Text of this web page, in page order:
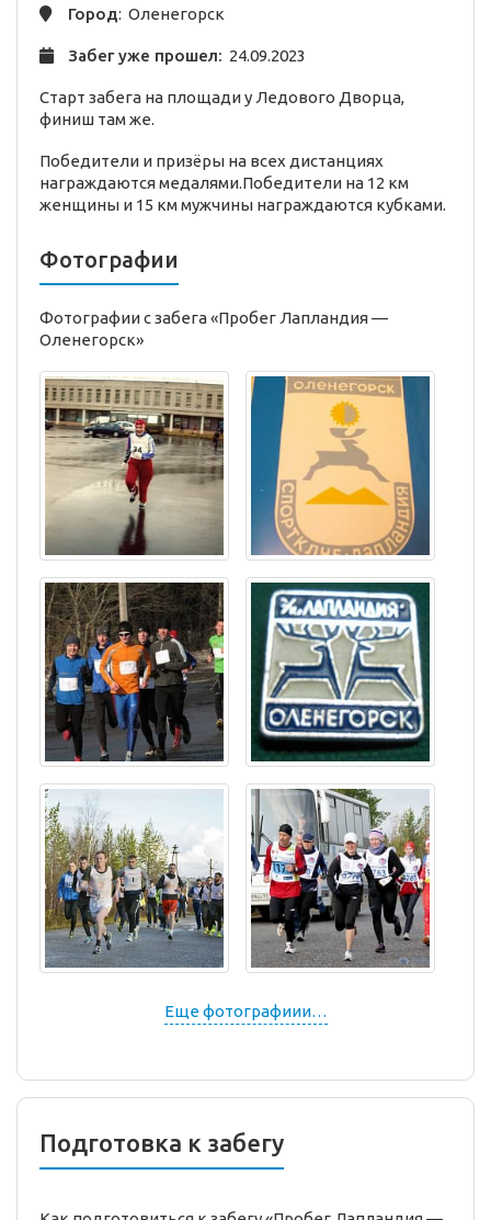
Город: Оленегорск
Забег уже прошел: 24.09.2023
Старт забега на площади у Ледового Дворца,
финиш там же.
Победители и призёры на всех дистанциях
награждаются медалями.Победители на 12 км
женщины и 15 км мужчины награждаются кубками.
Фотографии
Фотографии с забега «Пробег Лапландия —
Оленегорск»
Еще фотографиии…
Подготовка к забегу